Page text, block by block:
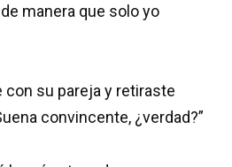
manera que solo yo
con su pareja y retiraste
convincente, ¿verdad?”